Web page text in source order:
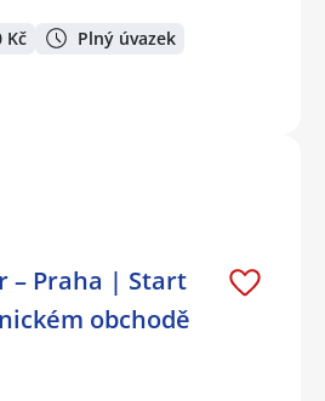
Kč Plný úvazek
– Praha | Start
obchodě